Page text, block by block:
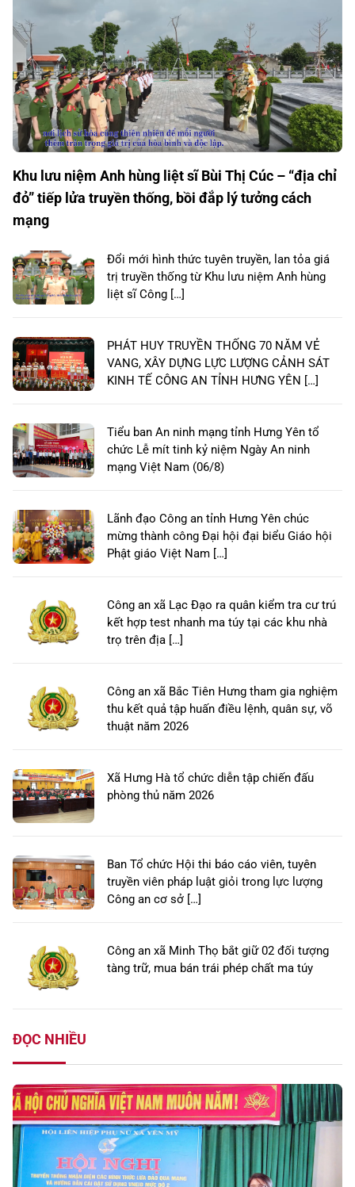
Khu lưu niệm Anh hùng liệt sĩ Bùi Thị Cúc – “địa chỉ
đỏ” tiếp lửa truyền thống, bồi đắp lý tưởng cách
mạng
Đổi mới hình thức tuyên truyền, lan tỏa giá
trị truyền thống từ Khu lưu niệm Anh hùng
liệt sĩ Công […]
PHÁT HUY TRUYỀN THỐNG 70 NĂM VẺ
VANG, XÂY DỰNG LỰC LƯỢNG CẢNH SÁT
KINH TẾ CÔNG AN TỈNH HƯNG YÊN […]
Tiểu ban An ninh mạng tỉnh Hưng Yên tổ
chức Lễ mít tinh kỷ niệm Ngày An ninh
mạng Việt Nam (06/8)
Lãnh đạo Công an tỉnh Hưng Yên chúc
mừng thành công Đại hội đại biểu Giáo hội
Phật giáo Việt Nam […]
Công an xã Lạc Đạo ra quân kiểm tra cư trú
kết hợp test nhanh ma túy tại các khu nhà
trọ trên địa […]
Công an xã Bắc Tiên Hưng tham gia nghiệm
thu kết quả tập huấn điều lệnh, quân sự, võ
thuật năm 2026
Xã Hưng Hà tổ chức diễn tập chiến đấu
phòng thủ năm 2026
Ban Tổ chức Hội thi báo cáo viên, tuyên
truyền viên pháp luật giỏi trong lực lượng
Công an cơ sở […]
Công an xã Minh Thọ bắt giữ 02 đối tượng
tàng trữ, mua bán trái phép chất ma túy
ĐỌC NHIỀU